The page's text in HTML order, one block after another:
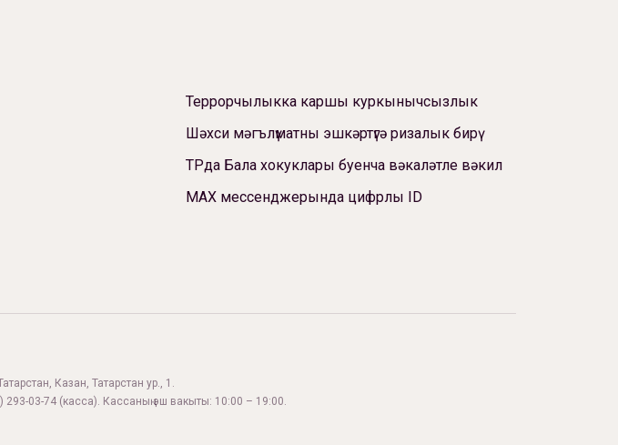
Террорчылыкка каршы куркынычсызлык
Шәхси мәгълүматны эшкәртүгә ризалык бирү
ТРда Бала хокуклары буенча вәкаләтле вәкил
МАХ мессенджерында цифрлы ID
Казан, Татарстан ур., 1.
293-03-74 (касса). Кассаның эш вакыты: 10:00 – 19:00.